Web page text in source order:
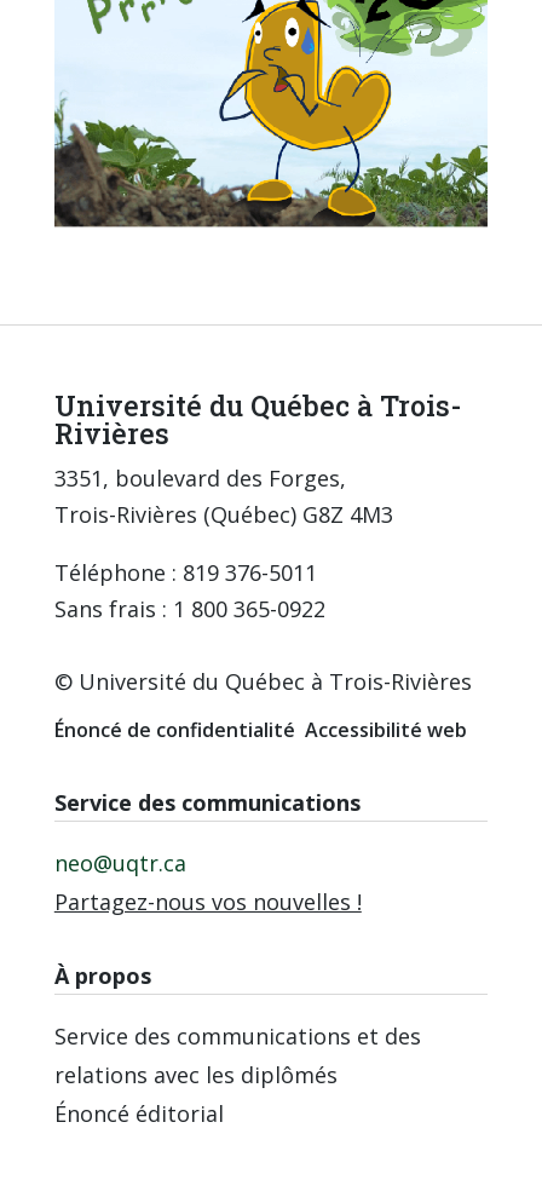
Université du Québec à Trois-
Rivières
3351, boulevard des Forges,
Trois-Rivières (Québec) G8Z 4M3
Téléphone : 819 376-5011
Sans frais : 1 800 365-0922
© Université du Québec à Trois-Rivières
Énoncé de confidentialité Accessibilité web
Service des communications
neo@uqtr.ca
Partagez-nous vos nouvelles !
À propos
Service des communications et des
relations avec les diplômés
Énoncé éditorial